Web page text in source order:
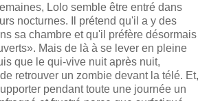
Lolo semble être entré dans
nocturnes. Il prétend qu'il a y des
sa chambre et qu'il préfère désormais
Mais de là à se lever en pleine
que le qui-vive nuit après nuit,
retrouver un zombie devant la télé. Et,
pendant toute une journée un